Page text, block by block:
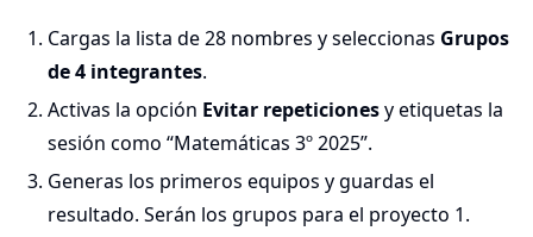
Cargas la lista de 28 nombres y seleccionas Grupos
de 4 integrantes.
Activas la opción Evitar repeticionesy etiquetas la
sesión como “Matemáticas 3º 2025”.
Generas los primeros equipos y guardas el
resultado. Serán los grupos para el proyecto 1.